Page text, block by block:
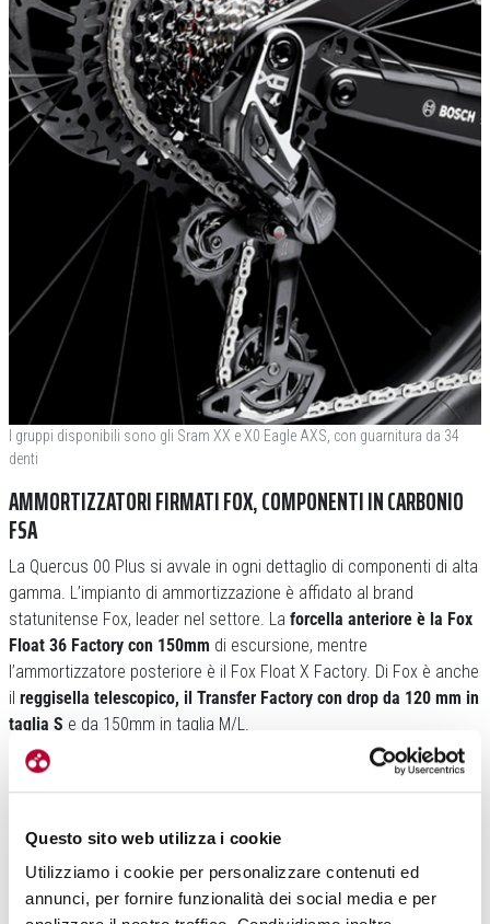
Questo sito web utilizza i cookie
Utilizziamo i cookie per personalizzare contenuti ed
annunci, per fornire funzionalità dei social media e per
I gruppi disponibili sono gli Sram XX e X0 Eagle AXS, con guarnitura da 34
denti
AMMORTIZZATORI FIRMATI FOX, COMPONENTI IN CARBONIO
FSA
La Quercus 00 Plus si avvale in ogni dettaglio di componenti di alta
gamma. L’impianto di ammortizzazione è affidato al brand
statunitense Fox, leader nel settore. La forcella anteriore è la Fox
Float 36 Factory con 150mm di escursione, mentre
l’ammortizzatore posteriore è il Fox Float X Factory. Di Fox è anche
il reggisella telescopico, il Transfer Factory con drop da 120 mm in
taglia S e da 150mm in taglia M/L.
Altri componenti fondamentali sono stati invece affidati allalinea
Gradient di FSA, la gamma di punta di FSAper trail, enduro e
Gradient Carbon, mentrele ruote sono le FSA Gradient i30 Carbon
con canale interno da 30 mm per ospitare anche gli pneumatici più
generosi.